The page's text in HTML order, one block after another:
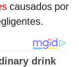
causados por